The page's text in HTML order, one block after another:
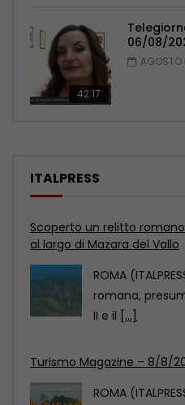
42:17
06/08/
ITALPRESS
Turismo Magazine – 8/8/
– Ferragosto
visitatori [...]
voltare le spalle”
ROMA